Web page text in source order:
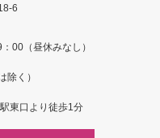
6
00（昼休みなし）
除く）
東口より徒歩1分